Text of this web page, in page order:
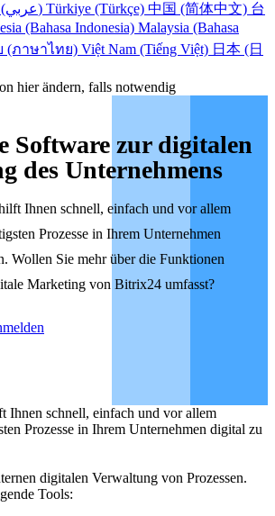
UAE (عربي) Türkiye (Türkçe) 中国 (简体中文) 台
(Bahasa Indonesia) Malaysia (Bahasa
(ภาษาไทย) Việt Nam (Tiếng Việt) 日本 (日
hier ändern, falls notwendig
Software zur digitalen
des Unternehmens
Ihnen schnell, einfach und vor allem
Prozesse in Ihrem Unternehmen
Wollen Sie mehr über die Funktionen
Marketing von Bitrix24 umfasst?
Ihnen schnell, einfach und vor allem
Prozesse in Ihrem Unternehmen digital zu
digitalen Verwaltung von Prozessen.
Tools: